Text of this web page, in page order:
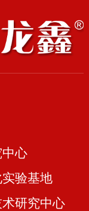
心
验基地
研究中心